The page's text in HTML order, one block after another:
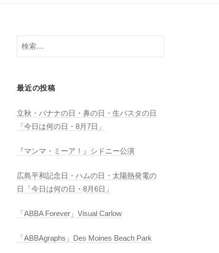
検
索:
最近の投稿
立秋・バナナの日・鼻の日・生パスタの日
「今日は何の日・8月7日」
『マンマ・ミーア！』シドニー公演
広島平和記念日・ハムの日・太陽熱発電の
日「今日は何の日・8月6日」
「ABBA Forever」Visual Carlow
「ABBAgraphs」Des Moines Beach Park